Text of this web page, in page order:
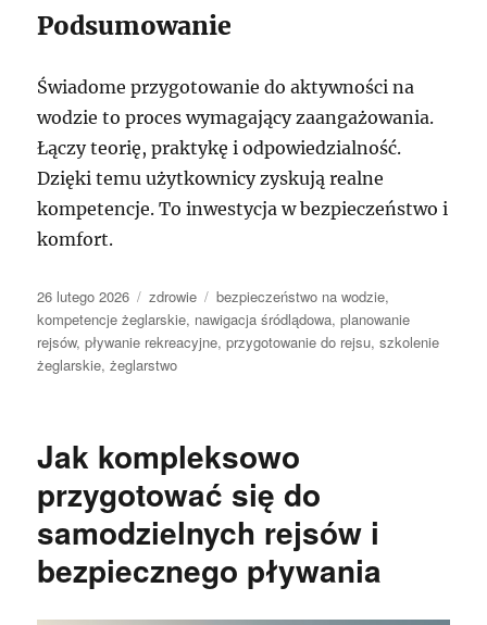
Podsumowanie
Świadome przygotowanie do aktywności na
wodzie to proces wymagający zaangażowania.
Łączy teorię, praktykę i odpowiedzialność.
Dzięki temu użytkownicy zyskują realne
kompetencje. To inwestycja w bezpieczeństwo i
komfort.
Data
publikacji
26 lutego 2026 Kategorie
zdrowie Tagi
bezpieczeństwo na wodzie,
kompetencje żeglarskie, nawigacja śródlądowa,planowanie
rejsów,pływanie rekreacyjne,przygotowanie do rejsu,szkolenie
żeglarskie,żeglarstwo
Jak kompleksowo
przygotować się do
samodzielnych rejsów i
bezpiecznego pływania